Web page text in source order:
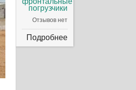
погрузчики
Отзывов нет
Подробнее